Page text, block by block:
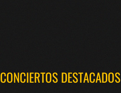
CONCIERTOS DESTACADOS